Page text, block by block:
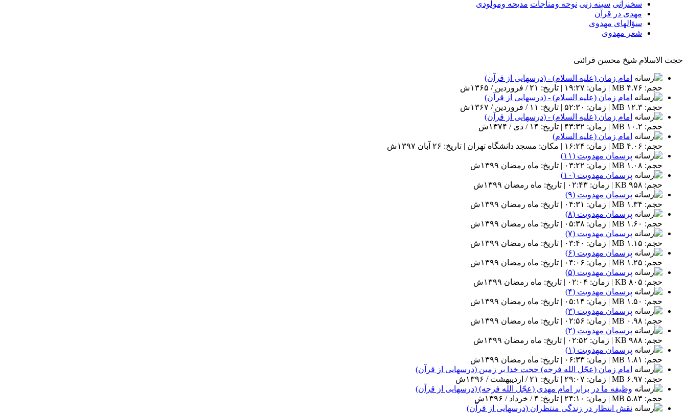
سخنرانى سينه زنى نوحه ومناجات مديحه ومولودى
مهدی در قرآن
سؤالهای مهدوی
شعر مهدوى
حجت الاسلام شیخ محسن قرائتی
امام زمان (علیه السلام) - (درسهایی از قرآن)
حجم: ۴.۷۶ MB | زمان: ۱۹:۲۷ | تاریخ: ۲۱ / فروردین / ۱۳۶۵ش
امام زمان (علیه السلام) - (درسهایی از قرآن)
حجم: ۱۲.۳ MB | زمان: ۵۲:۳۰ | تاریخ: ۱۱ / فروردین / ۱۳۶۷ش
امام زمان (علیه السلام) - (درسهایی از قرآن)
حجم: ۱۰.۲ MB | زمان: ۴۳:۳۲ | تاریخ: ۱۴ / دی / ۱۳۷۴ش
امام زمان (علیه السلام)
حجم: ۴.۰۶ MB | زمان: ۱۶:۲۴ | مکان: مسجد دانشگاه تهران | تاریخ: ۲۶ آبان ۱۳۹۷ش
پرسمان مهدویت (۱۱)
حجم: ۱.۰۸ MB | زمان: ۰۳:۲۲ | تاریخ: ماه رمضان ۱۳۹۹ش
پرسمان مهدویت (۱۰)
حجم: ۹۵۸ KB | زمان: ۰۲:۴۳ | تاریخ: ماه رمضان ۱۳۹۹ش
پرسمان مهدویت (۹)
حجم: ۱.۳۴ MB | زمان: ۰۴:۳۱ | تاریخ: ماه رمضان ۱۳۹۹ش
پرسمان مهدویت (۸)
حجم: ۱.۶۰ MB | زمان: ۰۵:۳۸ | تاریخ: ماه رمضان ۱۳۹۹ش
پرسمان مهدویت (۷)
حجم: ۱.۱۵ MB | زمان: ۰۳:۴۰ | تاریخ: ماه رمضان ۱۳۹۹ش
پرسمان مهدویت (۶)
حجم: ۱.۲۵ MB | زمان: ۰۴:۰۶ | تاریخ: ماه رمضان ۱۳۹۹ش
پرسمان مهدویت (۵)
حجم: ۸۰۵ KB | زمان: ۰۲:۰۴ | تاریخ: ماه رمضان ۱۳۹۹ش
پرسمان مهدویت (۴)
حجم: ۱.۵۰ MB | زمان: ۰۵:۱۴ | تاریخ: ماه رمضان ۱۳۹۹ش
پرسمان مهدویت (۳)
حجم: ۰.۹۸ MB | زمان: ۰۲:۵۶ | تاریخ: ماه رمضان ۱۳۹۹ش
پرسمان مهدویت (۲)
حجم: ۹۸۸ KB | زمان: ۰۲:۵۲ | تاریخ: ماه رمضان ۱۳۹۹ش
پرسمان مهدویت (۱)
حجم: ۱.۸۱ MB | زمان: ۰۶:۳۳ | تاریخ: ماه رمضان ۱۳۹۹ش
امام زمان (عجّل الله فرجه) حجت خدا بر زمین (درسهایی از قرآن)
حجم: ۶.۹۷ MB | زمان: ۲۹:۰۷ | تاریخ: ۲۱ / اردیبهشت / ۱۳۹۶ش
وظیفه ما در برابر امام مهدی (عجّل الله فرجه) (درسهایی از قرآن)
حجم: ۵.۸۳ MB | زمان: ۲۴:۱۰ | تاریخ: ۴ / خرداد / ۱۳۹۶ش
نقش انتظار در زندگی منتظران (درسهایی از قرآن)